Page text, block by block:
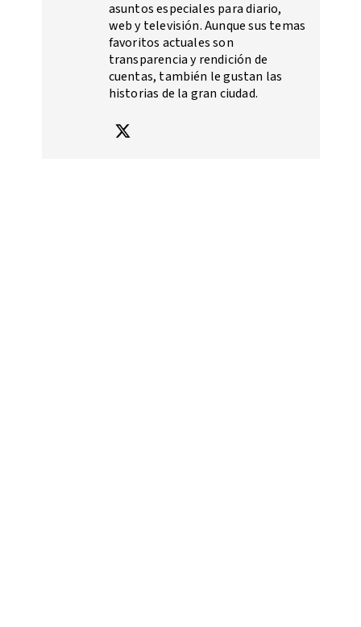
asuntos especiales para diario,
web y televisión. Aunque sus temas
favoritos actuales son
transparencia y rendición de
cuentas, también le gustan las
historias de la gran ciudad.